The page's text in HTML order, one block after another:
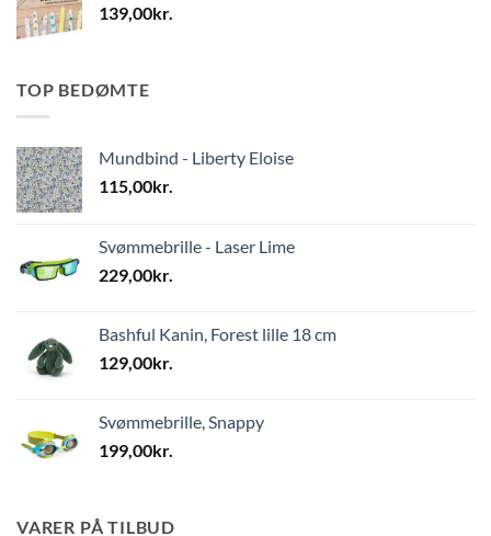
139,00kr.
TOP BEDØMTE
Mundbind - Liberty Eloise
115,00kr.
Svømmebrille - Laser Lime
229,00kr.
Bashful Kanin, Forest lille 18 cm
129,00kr.
Svømmebrille, Snappy
199,00kr.
VARER PÅ TILBUD